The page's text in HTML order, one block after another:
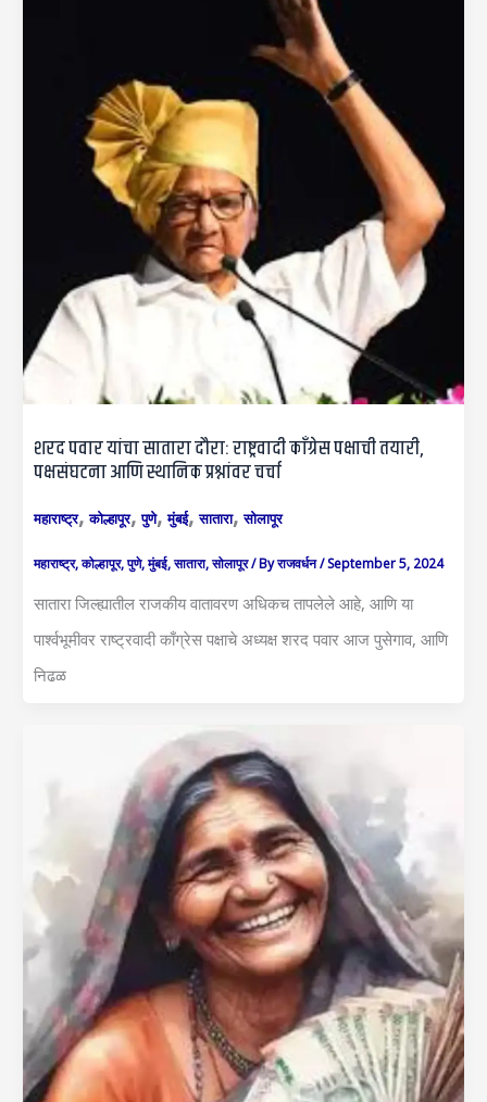
शरद पवार यांचा सातारा दौरा: राष्ट्रवादी काँग्रेस पक्षाची तयारी,
पक्षसंघटना आणि स्थानिक प्रश्नांवर चर्चा
महाराष्ट्र,कोल्हापूर,पुणे,मुंबई,सातारा,सोलापूर
महाराष्ट्र,कोल्हापूर,पुणे,मुंबई,सातारा,सोलापूर/ Byराजवर्धन/September 5, 2024
सातारा जिल्ह्यातील राजकीय वातावरण अधिकच तापलेले आहे, आणि या
पार्श्वभूमीवर राष्ट्रवादी काँग्रेस पक्षाचे अध्यक्ष शरद पवार आज पुसेगाव, आणि
निढळ